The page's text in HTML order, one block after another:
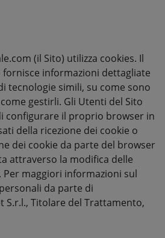
(il Sito) utilizza cookies. Il
informazioni dettagliate
tecnologie simili, su come sono
gestirli. Gli Utenti del Sito
configurare il proprio browser in
della ricezione dei cookie o
dei cookie da parte del browser
attraverso la modifica delle
maggiori informazioni sul
da parte di
S.r.l., Titolare del Trattamento,